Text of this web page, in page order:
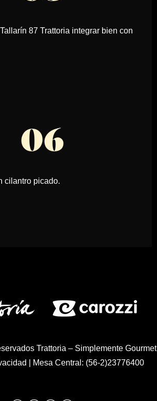
87 Trattoria integrar bien con
06
cilantro picado.
Trattoria – Simplemente Gourmet
| Mesa Central: (56-2)23776400